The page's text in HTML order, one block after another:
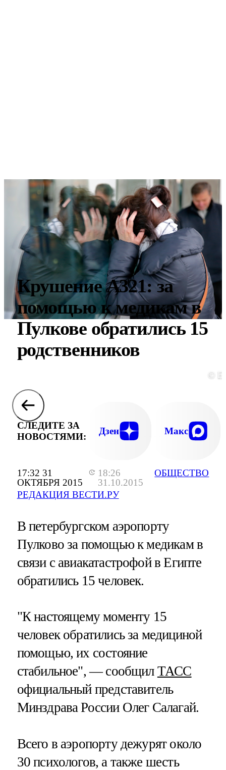
17:32 31
ОКТЯБРЯ 2015
18:26
31.10.2015
РЕДАКЦИЯ ВЕСТИ.РУ
ОБЩЕСТВО
Крушение А321: за
помощью к медикам в
Пулкове обратились 15
родственников
©
СЛЕДИТЕ ЗА
НОВОСТЯМИ:
Дзен Макс
В петербургском аэропорту
Пулково за помощью к медикам в
связи с авиакатастрофой в Египте
обратились 15 человек.
"К настоящему моменту 15
человек обратились за медициной
помощью, их состояние
стабильное", — сообщил ТАСС
официальный представитель
Минздрава России Олег Салагай.
Всего в аэропорту дежурят около
30 психологов, а также шесть